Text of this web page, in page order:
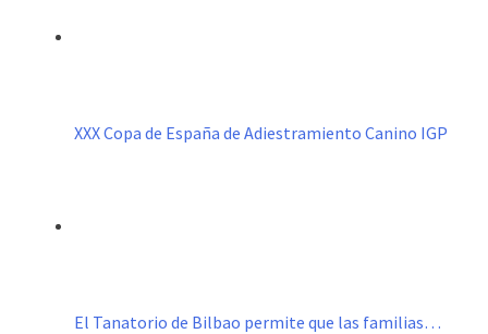
XXX Copa de España de Adiestramiento Canino IGP
El Tanatorio de Bilbao permite que las familias…